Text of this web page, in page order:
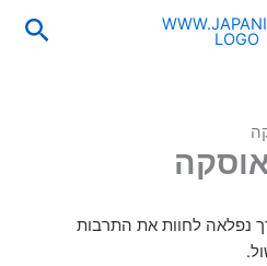
נפלאה לחוות את התרבות